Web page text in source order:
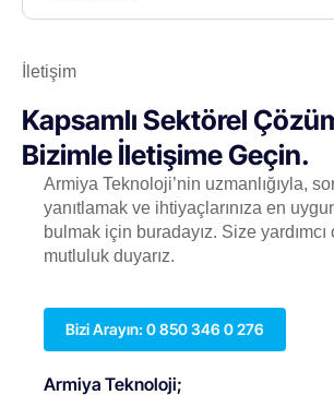
İletişim
Kapsamlı Sektörel
Bizimle İletişime Geçin.
Armiya Teknoloji’nin uzmanlığıyla,
yanıtlamak ve ihtiyaçlarınıza en
bulmak için buradayız. Size yardımcı
mutluluk duyarız.
Bizi Arayın: 0 850 346 0 276
Armiya Teknoloji;